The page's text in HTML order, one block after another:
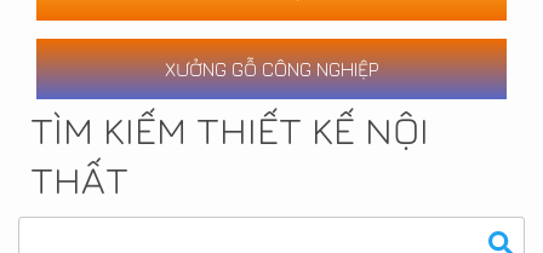
XƯỞNG GỖ CÔNG NGHIỆP
TÌM KIẾM THIẾT KẾ NỘI
THẤT